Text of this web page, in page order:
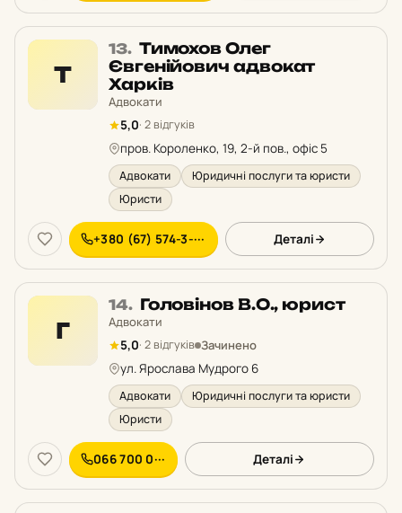
Т
13. Місце
13
у
рейтингу:
Тимохов Олег
Євгенійович адвокат
Харків
Адвокати
5,0· 2 відгуків
пров. Короленко, 19, 2-й пов., офіс 5
Адвокати
Юридичні послуги та юристи
Юристи
+380 (67) 574-3-··· Деталі
Г
14. Місце
14
у
рейтингу:
Головінов В.О., юрист
Адвокати
5,0· 2 відгуків Зачинено
ул. Ярослава Мудрого 6
Адвокати
Юридичні послуги та юристи
Юристи
066 700 0··· Деталі